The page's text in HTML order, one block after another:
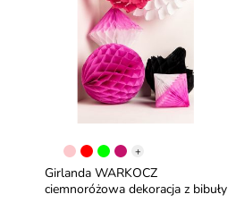
+
Girlanda WARKOCZ
ciemnoróżowa dekoracja z bibuły